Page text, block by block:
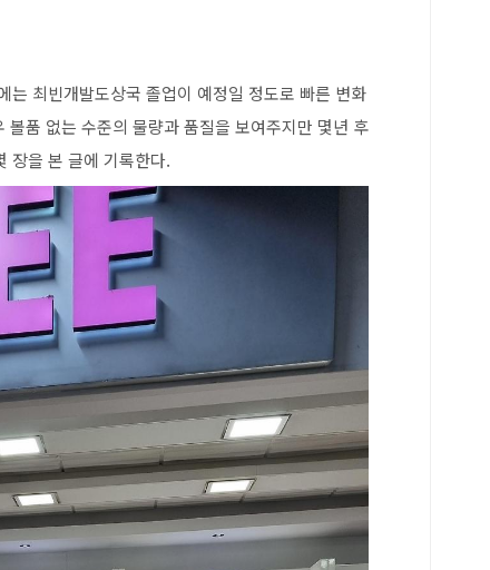
는 최빈개발도상국 졸업이 예정일 정도로 빠른 변화
품 없는 수준의 물량과 품질을 보여주지만 몇년 후
장을 본 글에 기록한다.